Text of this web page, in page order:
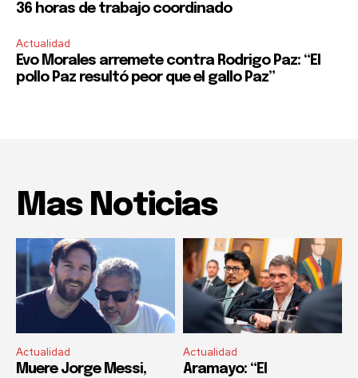
36 horas de trabajo coordinado
Actualidad
Evo Morales arremete contra Rodrigo Paz: “El
pollo Paz resultó peor que el gallo Paz”
Mas Noticias
Actualidad
Muere Jorge Messi,
Actualidad
Aramayo: “El